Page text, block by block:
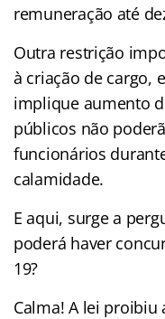
remuneração até
Outra restrição
à criação de cargo,
implique aumento
públicos não
funcionários
calamidade.
E aqui, surge a
poderá haver
19?
Calma! A lei proibiu